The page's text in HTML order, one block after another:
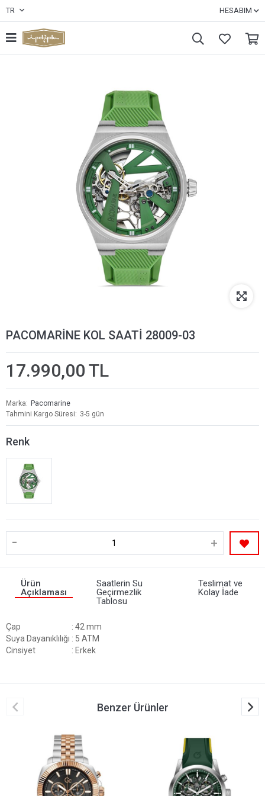
TR HESABIM
PACOMARİNE KOL SAATİ 28009-03
17.990,00 TL
Marka
Pacomarine
Tahmini Kargo Süresi
3-5 gün
Renk
- +
Ürün
Açıklaması
Saatlerin Su
Geçirmezlik
Tablosu
Teslimat ve
Kolay İade
Çap
: 42 mm
Suya Dayanıklılığı : 5 ATM
Cinsiyet
: Erkek
Benzer Ürünler